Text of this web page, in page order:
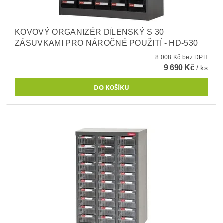
KOVOVÝ ORGANIZÉR DÍLENSKÝ S 30
ZÁSUVKAMI PRO NÁROČNÉ POUŽITÍ - HD-530
8 008 Kč bez DPH
9 690 Kč/ ks